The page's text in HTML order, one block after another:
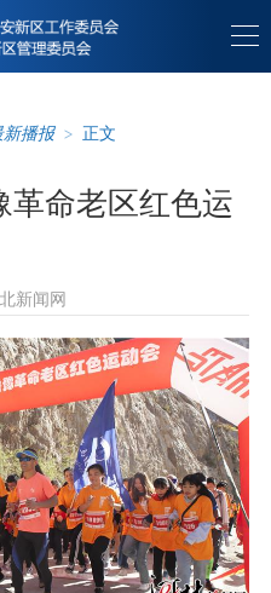
新播报 > 正文
命老区红色运
新闻网